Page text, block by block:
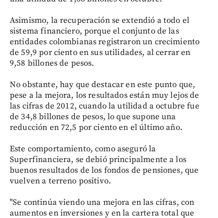
Asimismo, la recuperación se extendió a todo el
sistema financiero, porque el conjunto de las
entidades colombianas registraron un crecimiento
de 59,9 por ciento en sus utilidades, al cerrar en
9,58 billones de pesos.
No obstante, hay que destacar en este punto que,
pese a la mejora, los resultados están muy lejos de
las cifras de 2012, cuando la utilidad a octubre fue
de 34,8 billones de pesos, lo que supone una
reducción en 72,5 por ciento en el último año.
Este comportamiento, como aseguró la
Superfinanciera, se debió principalmente a los
buenos resultados de los fondos de pensiones, que
vuelven a terreno positivo.
"Se continúa viendo una mejora en las cifras, con
aumentos en inversiones y en la cartera total que